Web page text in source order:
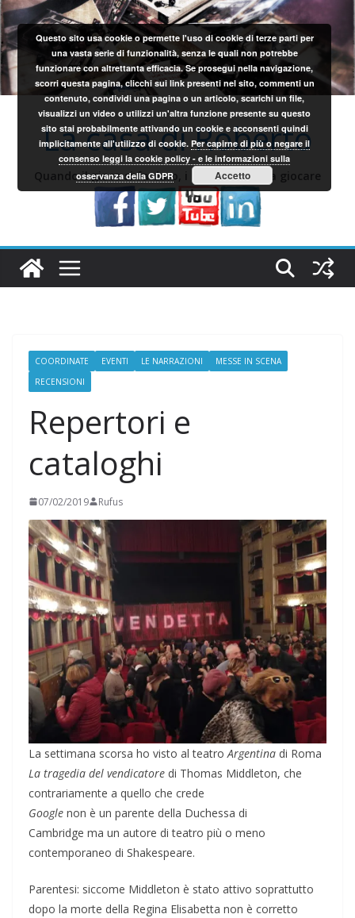
Salta
al
contenuto
La casa di Roberto
Quando il gioco si fa duro, i sardi iniziano a giocare
COORDINATE EVENTI LE NARRAZIONI
MESSE IN SCENA
RECENSIONI
Repertori e
cataloghi
07/02/2019 Rufus
La settimana scorsa ho visto al teatroArgentina di Roma
La tragedia del vendicatore di Thomas Middleton, che
contrariamente a quello che crede
Google non è un parente della Duchessa di
Cambridge ma un autore di teatro più o meno
contemporaneo di Shakespeare.
Parentesi: siccome Middleton è stato attivo soprattutto
dopo la morte della Regina Elisabetta non è corretto
Questo sito usa cookie o permette l'uso di cookie di terze parti per
una vasta serie di funzionalità, senza le quali non potrebbe
funzionare con altrettanta efficacia. Se prosegui nella navigazione,
scorri questa pagina, clicchi sui link presenti nel sito, commenti un
contenuto, condividi una pagina o un articolo, scarichi un file,
visualizzi un video o utilizzi un'altra funzione presente su questo
sito stai probabilmente attivando un cookie e acconsenti quindi
implicitamente all'utilizzo di cookie.Per capirne di più o negare il
consenso leggi la cookie policy - e le informazioni sulla
osservanza della GDPR
Accetto